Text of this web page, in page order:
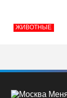
ЖИВОТНЫЕ